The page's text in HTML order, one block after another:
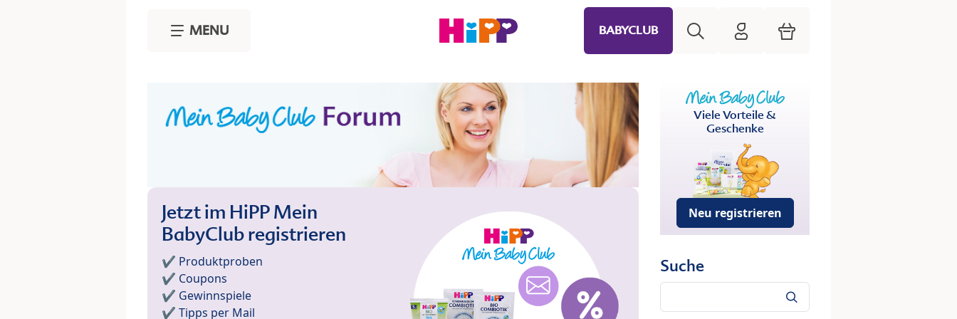
MENU BABYCLUB HiPP Mein Babyclub
Warenkorb
Jetzt im HiPP Mein
BabyClub registrieren
✔️ Produktproben
✔️ Coupons
✔️ Gewinnspiele
✔️ Tipps per Mail
Viele Vorteile &
Geschenke
Neu registrieren
Suche